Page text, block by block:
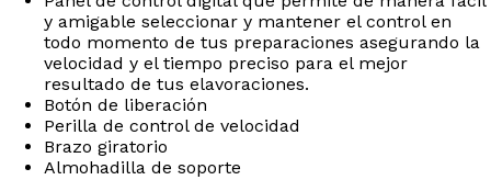
y amigable seleccionar y mantener el control en
todo momento de tus preparaciones asegurando la
velocidad y el tiempo preciso para el mejor
resultado de tus elavoraciones.
Botón de liberación
Perilla de control de velocidad
Brazo giratorio
Almohadilla de soporte